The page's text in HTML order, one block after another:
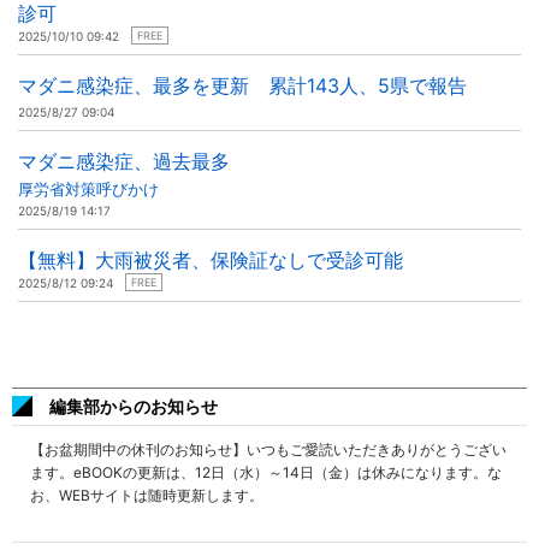
診可
2025/10/10 09:42 FREE
マダニ感染症、最多を更新 累計143人、5県で報告
2025/8/27 09:04
マダニ感染症、過去最多
厚労省対策呼びかけ
2025/8/19 14:17
【無料】大雨被災者、保険証なしで受診可能
2025/8/12 09:24 FREE
編集部からのお知らせ
【お盆期間中の休刊のお知らせ】いつもご愛読いただきありがとうござい
ます。eBOOKの更新は、12日（水）～14日（金）は休みになります。な
お、WEBサイトは随時更新します。